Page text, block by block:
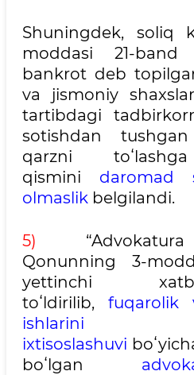
Shuningdek, soliq
moddasi 21-
bankrot deb
va jismoniy
tartibdagi
sotishdan tushgan
qarzni
qismini daromad
olmaslik belgilandi.
5) “Advokatura
Qonunning 3-
yettinchi
toʻldirilib, fuqarolik
ishlarini
ixtisoslashuvi
boʻlgan